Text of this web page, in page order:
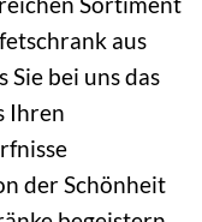
aus
Sie bei uns das
Ihren
der Schönheit